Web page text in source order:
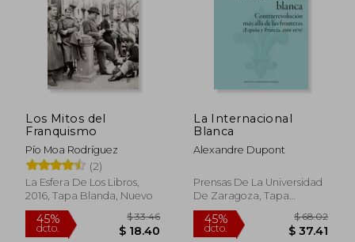
45%
dcto. $ 42.54 dcto.
Los Mitos del
Franquismo
Pío Moa Rodríguez
(2)
La Esfera De Los Libros,
2016, Tapa Blanda, Nuevo
La Internacional
Blanca
Alexandre Dupont
Prensas De La Universidad
De Zaragoza, Tapa
Blanda, Nuevo